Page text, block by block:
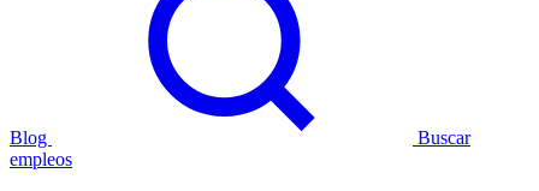
Blog
Buscar
empleos